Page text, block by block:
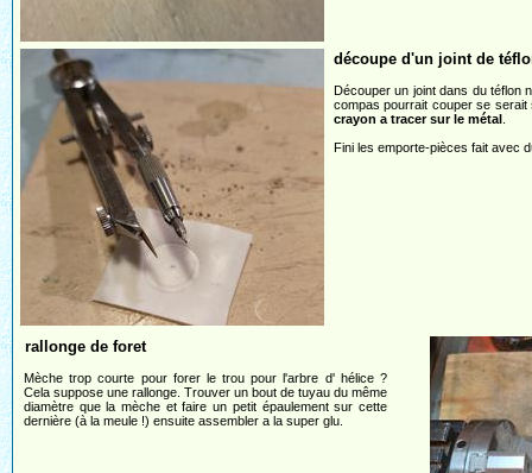
découpe d'un joint de
Découper un joint dans du téflon
compas pourrait couper se
crayon a tracer sur le métal
Fini les emporte-pièces fait avec
rallonge de foret
Mèche trop courte pour forer le trou pour l'arbre d' hélice ?
Cela suppose une rallonge. Trouver un bout de tuyau du même
diamètre que la mèche et faire un petit épaulement sur cette
dernière (à la meule !) ensuite assembler a la super glu.